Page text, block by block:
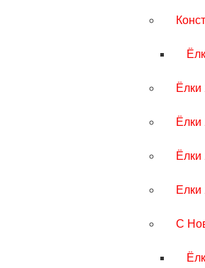
Ёлки
Ёлки
Ёлки
Елки
С